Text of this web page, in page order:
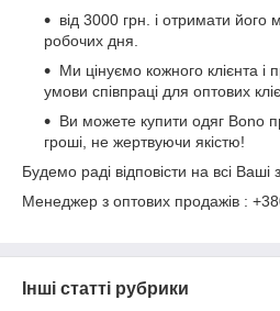
від 3000 грн. і отримати його
робочих дня.
Ми цінуємо кожного клієнта і
умови співпраці для оптових
Ви можете купити одяг Bono
гроші, не жертвуючи якістю!
Будемо раді відповісти на всі Ваші
Менеджер з оптових продажів :
Інші статті рубрики